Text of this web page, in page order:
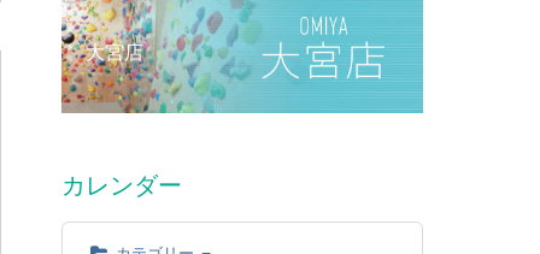
大宮店
カレンダー